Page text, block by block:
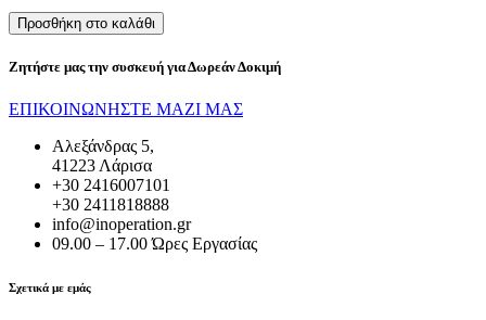
Προσθήκη στο καλάθι
Ζητήστε μας την συσκευή γιαΔωρεάν Δοκιμή
ΕΠΙΚΟΙΝΩΝΗΣΤΕ ΜΑΖΙ ΜΑΣ
Αλεξάνδρας 5,
41223 Λάρισα
+30 2416007101
+30 2411818888
info@inoperation.gr
09.00 – 17.00 Ώρες Εργασίας
Σχετικά με εμάς